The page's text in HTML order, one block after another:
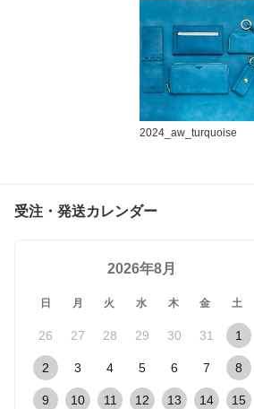
2024_aw_turquoise
受注・発送カレンダー
2026年8月
日 月 火 水 木 金 土
26 27 28 29 30 31 1
2 3 4 5 6 7 8
9 10 11 12 13 14 15